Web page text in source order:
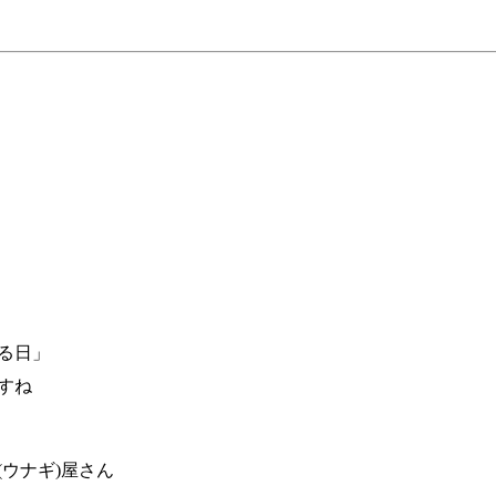
日」
ね
ナギ)屋さん